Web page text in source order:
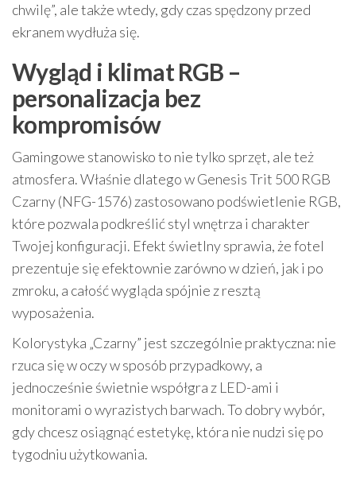
chwilę”, ale także wtedy, gdy czas spędzony przed
ekranem wydłuża się.
Wygląd i klimat RGB –
personalizacja bez
kompromisów
Gamingowe stanowisko to nie tylko sprzęt, ale też
atmosfera. Właśnie dlatego w Genesis Trit 500 RGB
Czarny (NFG-1576) zastosowano podświetlenie RGB,
które pozwala podkreślić styl wnętrza i charakter
Twojej konfiguracji. Efekt świetlny sprawia, że fotel
prezentuje się efektownie zarówno w dzień, jak i po
zmroku, a całość wygląda spójnie z resztą
wyposażenia.
Kolorystyka „Czarny” jest szczególnie praktyczna: nie
rzuca się w oczy w sposób przypadkowy, a
jednocześnie świetnie współgra z LED-ami i
monitorami o wyrazistych barwach. To dobry wybór,
gdy chcesz osiągnąć estetykę, która nie nudzi się po
tygodniu użytkowania.